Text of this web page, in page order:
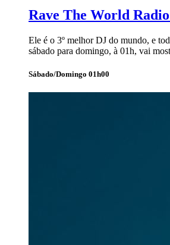
Rave The World
Ele é o 3º melhor DJ do mundo, e
sábado para domingo, à 01h, vai
Sábado/Domingo 01h00